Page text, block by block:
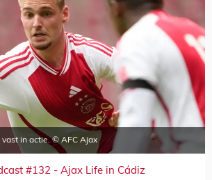
vast in actie. © AFC Ajax
#132 - Ajax Life in Cádiz